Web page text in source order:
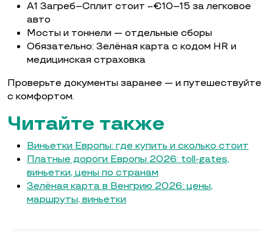
A1 Загреб–Сплит стоит ~€10–15 за легковое
авто
Мосты и тоннели — отдельные сборы
Обязательно: Зелёная карта с кодом HR и
медицинская страховка
Проверьте документы заранее — и путешествуйте
с комфортом.
Читайте также
Виньетки Европы: где купить и сколько стоит
Платные дороги Европы 2026: toll-gates,
виньетки, цены по странам
Зелёная карта в Венгрию 2026: цены,
маршруты, виньетки